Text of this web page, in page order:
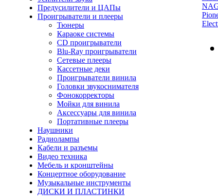
Предусилители и ЦАПы
Проигрыватели и плееры
Тюнеры
Караоке системы
CD проигрыватели
Blu-Ray проигрыватели
Сетевые плееры
Кассетные деки
Проигрыватели винила
Головки звукоснимателя
Фонокорректоры
Мойки для винила
Аксессуары для винила
Портативные плееры
Наушники
Радиолампы
Кабели и разъемы
Видео техника
Мебель и кронштейны
Концертное оборудование
Музыкальные инструменты
ДИСКИ И ПЛАСТИНКИ